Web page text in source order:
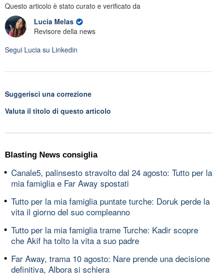
Questo articolo è stato curato e verificato da
Lucia Melas
Revisore della news
Segui Lucia su Linkedin
Suggerisci una correzione
Valuta il titolo di questo articolo
Blasting News consiglia
Canale5, palinsesto stravolto dal 24 agosto: Tutto per la
mia famiglia e Far Away spostati
Tutto per la mia famiglia puntate turche: Doruk perde la
vita il giorno del suo compleanno
Tutto per la mia famiglia trame Turche: Kadir scopre
che Akif ha tolto la vita a suo padre
Far Away, trama 10 agosto: Nare prende una decisione
definitiva, Albora si schiera